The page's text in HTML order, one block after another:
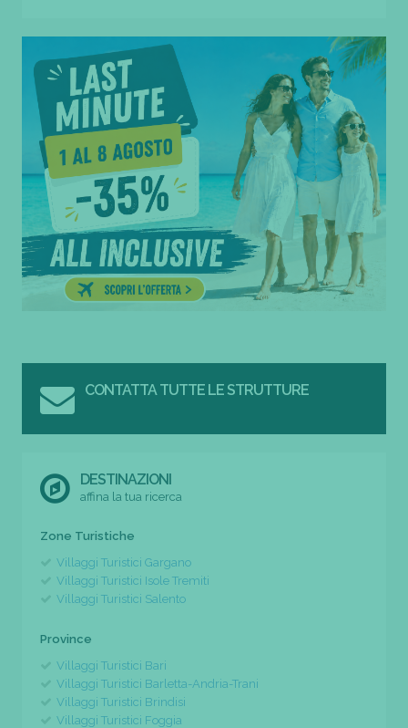
CONTATTA TUTTE LE STRUTTURE
DESTINAZIONI
affina la tua ricerca
Zone Turistiche
Villaggi Turistici Gargano
Villaggi Turistici Isole Tremiti
Villaggi Turistici Salento
Province
Villaggi Turistici Bari
Villaggi Turistici Barletta-Andria-Trani
Villaggi Turistici Brindisi
Villaggi Turistici Foggia